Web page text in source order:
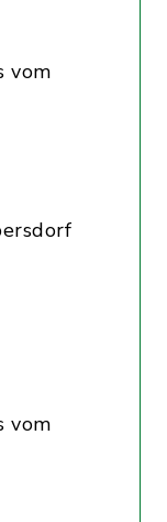
vom
vom